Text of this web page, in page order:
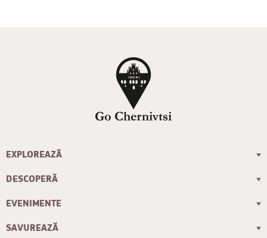
EXPLOREAZĂ
DESCOPERĂ
EVENIMENTE
SAVUREAZĂ